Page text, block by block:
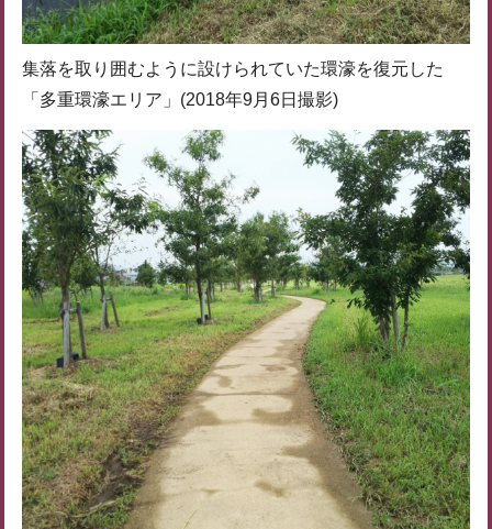
集落を取り囲むように設けられていた環濠を復元した
「多重環濠エリア」(2018年9月6日撮影)